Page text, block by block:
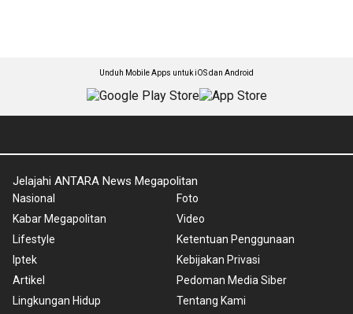
Unduh Mobile Apps untuk iOS dan Android
Jelajahi ANTARA News Megapolitan
Nasional
Kabar Megapolitan
Lifestyle
Iptek
Artikel
Lingkungan Hidup
Foto
Video
Ketentuan Penggunaan
Kebijakan Privasi
Pedoman Media Siber
Tentang Kami